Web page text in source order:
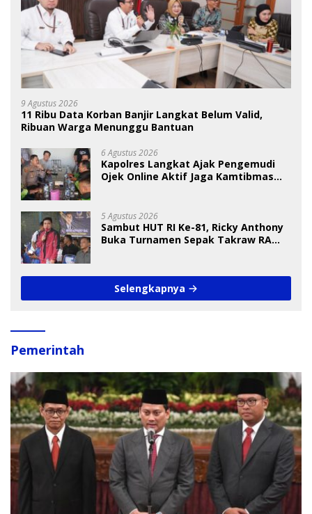
9 Agustus 2026
11 Ribu Data Korban Banjir Langkat Belum Valid,
Ribuan Warga Menunggu Bantuan
6 Agustus 2026
Kapolres Langkat Ajak Pengemudi
Ojek Online Aktif Jaga Kamtibmas
5 Agustus 2026
Sambut HUT RI Ke-81, Ricky Anthony
Buka Turnamen Sepak Takraw RA
Selengkapnya
Pemerintah